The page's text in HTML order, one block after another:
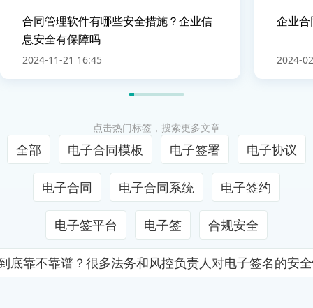
合同管理软件有哪些安全措施？企业信
息安全有保障吗
2024-11-21 16:45
企业
2024-
点击热门标签，搜索更多文章
全部 电子合同模板 电子签署 电子协议
电子合同 电子合同系统 电子签约
电子签平台 电子签 合规安全
靠不靠谱？很多法务和风控负责人对电子签名的